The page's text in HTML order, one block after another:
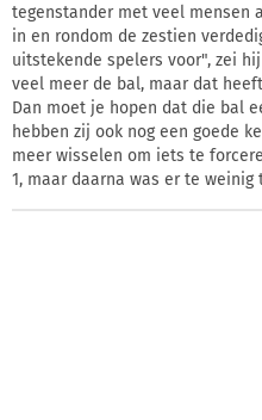
tegenstander met veel mensen
in en rondom de zestien
uitstekende spelers voor", zei
veel meer de bal, maar dat
Dan moet je hopen dat die bal
hebben zij ook nog een goede
meer wisselen om iets te
1, maar daarna was er te weinig